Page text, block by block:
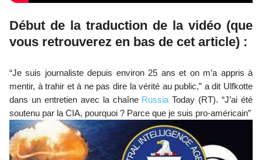
Début de la traduction de la vidéo (que
vous retrouverez en bas de cet article) :
“Je suis journaliste depuis environ 25 ans et on m’a appris à
mentir, à trahir et à ne pas dire la vérité au public,” a dit Ulfkotte
dans un entretien avec la chaîne Russia Today (RT). “J’ai été
soutenu par la CIA, pourquoi ? Parce que je suis pro-américain”